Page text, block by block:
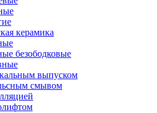
керамика
безободковые
выпуском
смывом